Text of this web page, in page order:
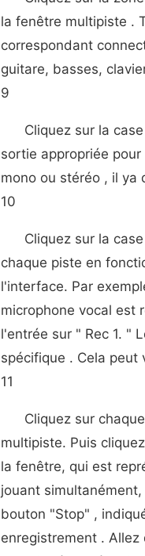
la fenêtre multipiste .
correspondant
guitare, basses,
9
Cliquez sur la
sortie appropriée
mono ou stéréo , il ya
10
Cliquez sur la
chaque piste en
l'interface. Par
microphone vocal est
l'entrée sur " Rec 1. "
spécifique . Cela
11
Cliquez sur
multipiste. Puis
la fenêtre, qui est
jouant
bouton "Stop" ,
enregistrement . Allez